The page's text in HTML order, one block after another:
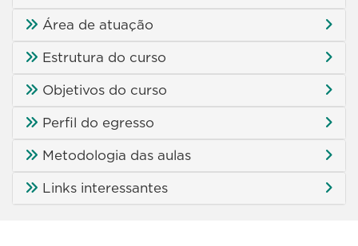
Área de atuação
Estrutura do curso
Objetivos do curso
Perfil do egresso
Metodologia das aulas
Links interessantes